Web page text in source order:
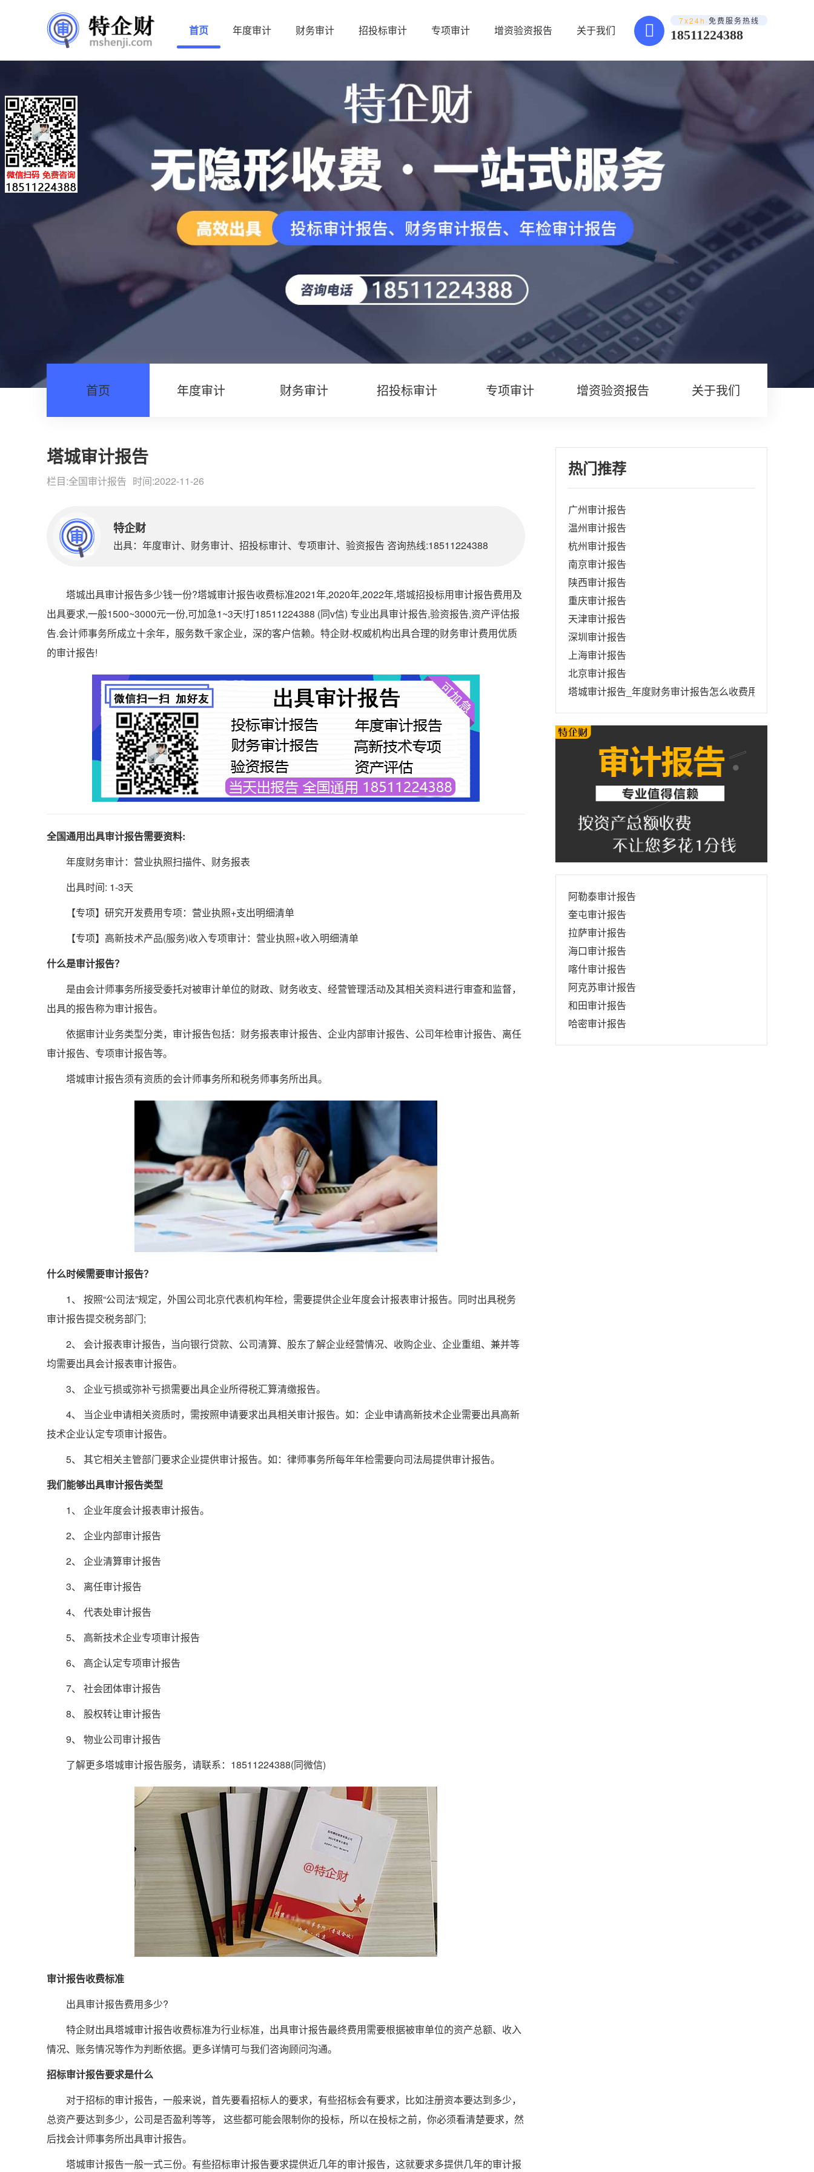
首页 年度审计 财务审计 招投标审计 专项审计 增资验资报告 关于我们
7x24h·免费服务热线
18511224388
首页 年度审计 财务审计 招投标审计 专项审计 增资验资报告 关于我们
塔城审计报告
栏目:全国审计报告 时间:2022-11-26
特企财
出具：年度审计、财务审计、招投标审计、专项审计、验资报告 咨询热线:18511224388
塔城出具审计报告多少钱一份?塔城审计报告收费标准2021年,2020年,2022年,塔城招投标用审计报告费用及
出具要求,一般1500~3000元一份,可加急1~3天!打18511224388 (同v信) 专业出具审计报告,验资报告,资产评估报
告.会计师事务所成立十余年，服务数千家企业，深的客户信赖。特企财-权威机构出具合理的财务审计费用优质
的审计报告!
全国通用出具审计报告需要资料:
年度财务审计：营业执照扫描件、财务报表
出具时间: 1-3天
【专项】研究开发费用专项：营业执照+支出明细清单
【专项】高新技术产品(服务)收入专项审计：营业执照+收入明细清单
什么是审计报告？
是由会计师事务所接受委托对被审计单位的财政、财务收支、经营管理活动及其相关资料进行审查和监督，
出具的报告称为审计报告。
依据审计业务类型分类，审计报告包括：财务报表审计报告、企业内部审计报告、公司年检审计报告、离任
审计报告、专项审计报告等。
塔城审计报告须有资质的会计师事务所和税务师事务所出具。
什么时候需要审计报告？
1、 按照“公司法”规定，外国公司北京代表机构年检，需要提供企业年度会计报表审计报告。同时出具税务
审计报告提交税务部门;
2、 会计报表审计报告，当向银行贷款、公司清算、股东了解企业经营情况、收购企业、企业重组、兼并等
均需要出具会计报表审计报告。
3、 企业亏损或弥补亏损需要出具企业所得税汇算清缴报告。
4、 当企业申请相关资质时，需按照申请要求出具相关审计报告。如：企业申请高新技术企业需要出具高新
技术企业认定专项审计报告。
5、 其它相关主管部门要求企业提供审计报告。如：律师事务所每年年检需要向司法局提供审计报告。
我们能够出具审计报告类型
1、 企业年度会计报表审计报告。
2、 企业内部审计报告
2、 企业清算审计报告
3、 离任审计报告
4、 代表处审计报告
5、 高新技术企业专项审计报告
6、 高企认定专项审计报告
7、 社会团体审计报告
8、 股权转让审计报告
9、 物业公司审计报告
了解更多塔城审计报告服务，请联系：18511224388(同微信)
审计报告收费标准
出具审计报告费用多少?
特企财出具塔城审计报告收费标准为行业标准，出具审计报告最终费用需要根据被审单位的资产总额、收入
情况、账务情况等作为判断依据。更多详情可与我们咨询顾问沟通。
招标审计报告要求是什么
对于招标的审计报告，一般来说，首先要看招标人的要求，有些招标会有要求，比如注册资本要达到多少，
总资产要达到多少，公司是否盈利等等， 这些都可能会限制你的投标，所以在投标之前，你必须看清楚要求，然
后找会计师事务所出具审计报告。
塔城审计报告一般一式三份。有些招标审计报告要求提供近几年的审计报告，这就要求多提供几年的审计报
热门推荐
广州审计报告
温州审计报告
杭州审计报告
南京审计报告
陕西审计报告
重庆审计报告
天津审计报告
深圳审计报告
上海审计报告
北京审计报告
塔城审计报告_年度财务审计报告怎么收费用_出具招投
阿勒泰审计报告
奎屯审计报告
拉萨审计报告
海口审计报告
喀什审计报告
阿克苏审计报告
和田审计报告
哈密审计报告